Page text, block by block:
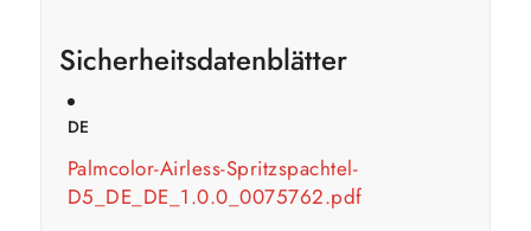
Sicherheitsdatenblätter
DE
Palmcolor-Airless-Spritzspachtel-
D5_DE_DE_1.0.0_0075762.pdf